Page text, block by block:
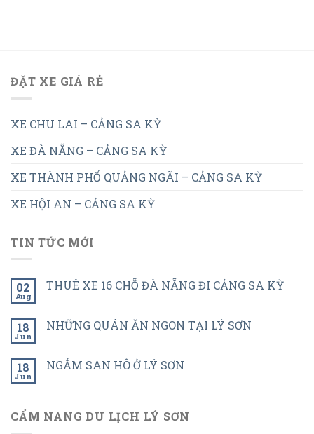
ĐẶT XE GIÁ RẺ
XE CHU LAI – CẢNG SA KỲ
XE ĐÀ NẴNG – CẢNG SA KỲ
XE THÀNH PHỐ QUẢNG NGÃI – CẢNG SA KỲ
XE HỘI AN – CẢNG SA KỲ
TIN TỨC MỚI
02
Aug
THUÊ XE 16 CHỖ ĐÀ NẴNG ĐI CẢNG SA KỲ
18
Jun
NHỮNG QUÁN ĂN NGON TẠI LÝ SƠN
18
Jun
NGẮM SAN HÔ Ở LÝ SƠN
CẨM NANG DU LỊCH LÝ SƠN